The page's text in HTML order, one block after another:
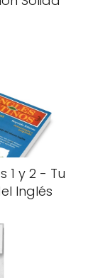
1 y 2 - Tu
Inglés